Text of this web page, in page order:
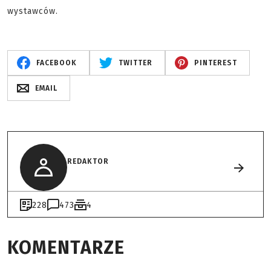
wystawców.
FACEBOOK TWITTER PINTEREST
EMAIL
REDAKTOR
228 473 4
KOMENTARZE